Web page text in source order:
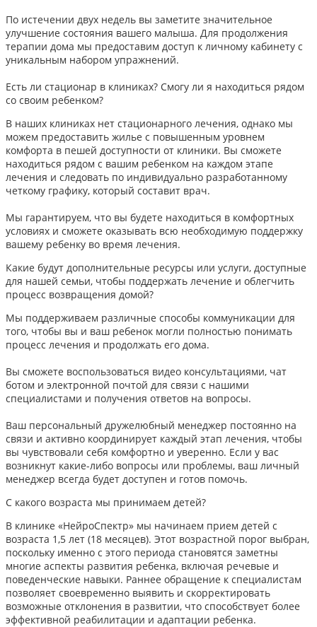
По истечении двух недель вы заметите значительное
улучшение состояния вашего малыша. Для продолжения
терапии дома мы предоставим доступ к личному кабинету с
уникальным набором упражнений.
Есть ли стационар в клиниках? Смогу ли я находиться рядом
со своим ребенком?
В наших клиниках нет стационарного лечения, однако мы
можем предоставить жилье с повышенным уровнем
комфорта в пешей доступности от клиники. Вы сможете
находиться рядом с вашим ребенком на каждом этапе
лечения и следовать по индивидуально разработанному
четкому графику, который составит врач.
Мы гарантируем, что вы будете находиться в комфортных
условиях и сможете оказывать всю необходимую поддержку
вашему ребенку во время лечения.
Какие будут дополнительные ресурсы или услуги, доступные
для нашей семьи, чтобы поддержать лечение и облегчить
процесс возвращения домой?
Мы поддерживаем различные способы коммуникации для
того, чтобы вы и ваш ребенок могли полностью понимать
процесс лечения и продолжать его дома.
Вы сможете воспользоваться видео консультациями, чат
ботом и электронной почтой для связи с нашими
специалистами и получения ответов на вопросы.
Ваш персональный дружелюбный менеджер постоянно на
связи и активно координирует каждый этап лечения, чтобы
вы чувствовали себя комфортно и уверенно. Если у вас
возникнут какие-либо вопросы или проблемы, ваш личный
менеджер всегда будет доступен и готов помочь.
С какого возраста мы принимаем детей?
В клинике «НейроСпектр» мы начинаем прием детей с
возраста 1,5 лет (18 месяцев). Этот возрастной порог выбран,
поскольку именно с этого периода становятся заметны
многие аспекты развития ребенка, включая речевые и
поведенческие навыки. Раннее обращение к специалистам
позволяет своевременно выявить и скорректировать
возможные отклонения в развитии, что способствует более
эффективной реабилитации и адаптации ребенка.​